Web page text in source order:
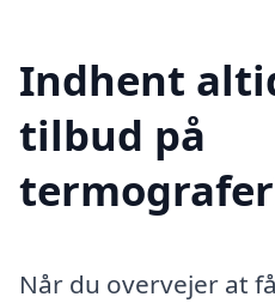
Indhent
tilbud på
Når du overvejer at